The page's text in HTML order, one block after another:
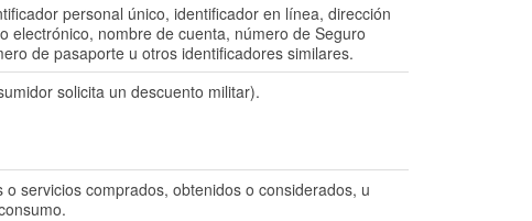
personal único, identificador en línea, dirección
electrónico, nombre de cuenta, número de Seguro
de pasaporte u otros identificadores similares.
solicita un descuento militar).
servicios comprados, obtenidos o considerados, u